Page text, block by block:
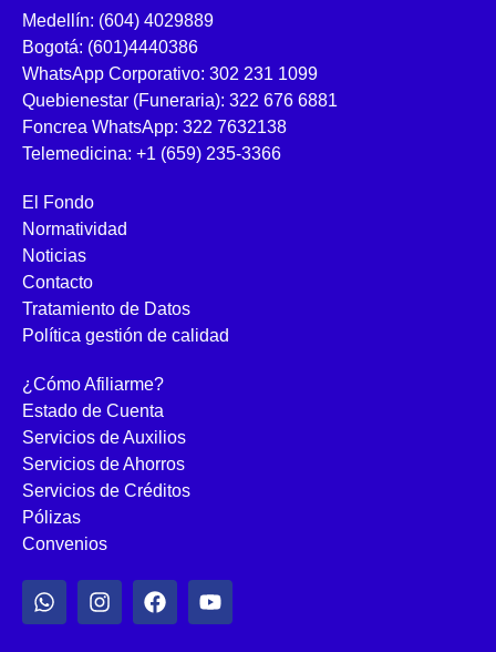
Medellín: (604) 4029889
Bogotá: (601)4440386
WhatsApp Corporativo: 302 231 1099
Quebienestar (Funeraria): 322 676 6881
Foncrea WhatsApp: 322 7632138
Telemedicina: +1 (659) 235-3366
El Fondo
Normatividad
Noticias
Contacto
Tratamiento de Datos
Política gestión de calidad
¿Cómo Afiliarme?
Estado de Cuenta
Servicios de Auxilios
Servicios de Ahorros
Servicios de Créditos
Pólizas
Convenios